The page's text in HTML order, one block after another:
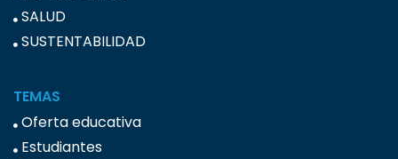
SALUD
SUSTENTABILIDAD
TEMAS
Oferta educativa
Estudiantes